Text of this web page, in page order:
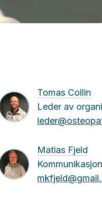
Tomas Collin
Leder av
Matias Fjeld